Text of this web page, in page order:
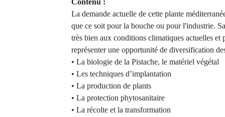
Contenu :
La demande actuelle de cette plante
que ce soit pour la bouche ou pour l'industrie.
très bien aux conditions climatiques actuelles et
représenter une opportunité de diversification
• La biologie de la Pistache, le matériel végétal
• Les techniques d’implantation
• La production de plants
• La protection phytosanitaire
• La récolte et la transformation